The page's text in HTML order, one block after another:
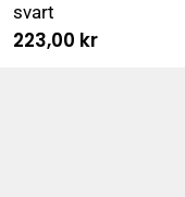
svart
Ordinarie
223,00 kr